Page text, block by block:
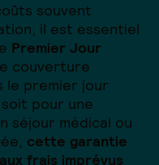
souvent
il est essentiel
Premier Jour
couverture
le premier jour
pour une
séjour médical ou
cette garantie
frais imprévus